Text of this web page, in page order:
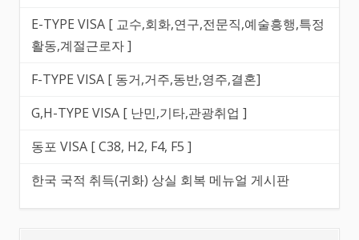
E-TYPE VISA [ 교수,회화,연구,전문직,예술흥행,특정
활동,계절근로자 ]
F-TYPE VISA [ 동거,거주,동반,영주,결혼]
G,H-TYPE VISA [ 난민,기타,관광취업 ]
동포 VISA [ C38, H2, F4, F5 ]
한국 국적 취득(귀화) 상실 회복 메뉴얼 게시판